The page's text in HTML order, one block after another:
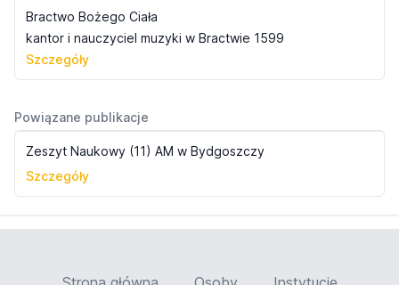
Bractwo Bożego Ciała
kantor i nauczyciel muzyki w Bractwie 1599
Szczegóły
Powiązane publikacje
Zeszyt Naukowy (11) AM w Bydgoszczy
Szczegóły